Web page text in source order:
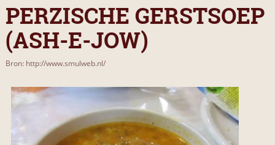
PERZISCHE GERSTSOEP
(ASH-E-JOW)
Bron: http://www.smulweb.nl/